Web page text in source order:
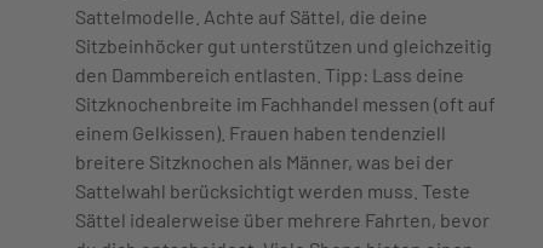
Sattelmodelle. Achte auf Sättel, die deine
Sitzbeinhöcker gut unterstützen und gleichzeitig
den Dammbereich entlasten. Tipp: Lass deine
Sitzknochenbreite im Fachhandel messen (oft auf
einem Gelkissen). Frauen haben tendenziell
breitere Sitzknochen als Männer, was bei der
Sattelwahl berücksichtigt werden muss. Teste
Sättel idealerweise über mehrere Fahrten, bevor